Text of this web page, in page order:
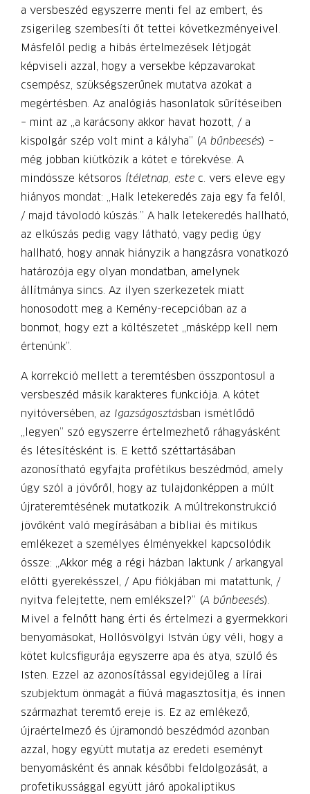
a versbeszéd egyszerre menti fel az embert, és
zsigerileg szembesíti őt tettei következményeivel.
Másfelől pedig a hibás értelmezések létjogát
képviseli azzal, hogy a versekbe képzavarokat
csempész, szükségszerűnek mutatva azokat a
megértésben. Az analógiás hasonlatok sűrítéseiben
– mint az „a karácsony akkor havat hozott, / a
kispolgár szép volt mint a kályha” (A bűnbeesés) –
még jobban kiütközik a kötet e törekvése. A
mindössze kétsoros Ítéletnap, este c. vers eleve egy
hiányos mondat: „Halk letekeredés zaja egy fa felől,
/ majd távolodó kúszás.” A halk letekeredés hallható,
az elkúszás pedig vagy látható, vagy pedig úgy
hallható, hogy annak hiányzik a hangzásra vonatkozó
határozója egy olyan mondatban, amelynek
állítmánya sincs. Az ilyen szerkezetek miatt
honosodott meg a Kemény-recepcióban az a
bonmot, hogy ezt a költészetet „másképp kell nem
értenünk”.
A korrekció mellett a teremtésben összpontosul a
versbeszéd másik karakteres funkciója. A kötet
nyitóversében, az Igazságosztásban ismétlődő
„legyen” szó egyszerre értelmezhető ráhagyásként
és létesítésként is. E kettő széttartásában
azonosítható egyfajta profétikus beszédmód, amely
úgy szól a jövőről, hogy az tulajdonképpen a múlt
újrateremtésének mutatkozik. A múltrekonstrukció
jövőként való megírásában a bibliai és mitikus
emlékezet a személyes élményekkel kapcsolódik
össze: „Akkor még a régi házban laktunk / arkangyal
előtti gyerekésszel, / Apu fiókjában mi matattunk, /
nyitva felejtette, nem emlékszel?” (A bűnbeesés).
Mivel a felnőtt hang érti és értelmezi a gyermekkori
benyomásokat, Hollósvölgyi István úgy véli, hogy a
kötet kulcsfigurája egyszerre apa és atya, szülő és
Isten. Ezzel az azonosítással egyidejűleg a lírai
szubjektum önmagát a fiúvá magasztosítja, és innen
származhat teremtő ereje is. Ez az emlékező,
újraértelmező és újramondó beszédmód azonban
azzal, hogy együtt mutatja az eredeti eseményt
benyomásként és annak későbbi feldolgozását, a
profetikussággal együtt járó apokaliptikus